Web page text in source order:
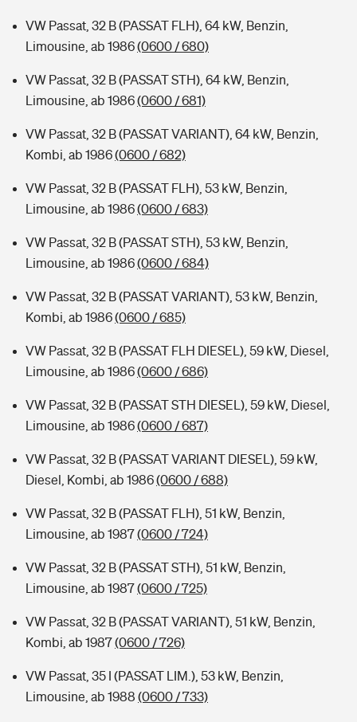
VW Passat, 32 B (PASSAT FLH), 64 kW, Benzin,
Limousine, ab 1986(0600 / 680)
VW Passat, 32 B (PASSAT STH), 64 kW, Benzin,
Limousine, ab 1986(0600 / 681)
VW Passat, 32 B (PASSAT VARIANT), 64 kW, Benzin,
Kombi, ab 1986(0600 / 682)
VW Passat, 32 B (PASSAT FLH), 53 kW, Benzin,
Limousine, ab 1986(0600 / 683)
VW Passat, 32 B (PASSAT STH), 53 kW, Benzin,
Limousine, ab 1986(0600 / 684)
VW Passat, 32 B (PASSAT VARIANT), 53 kW, Benzin,
Kombi, ab 1986(0600 / 685)
VW Passat, 32 B (PASSAT FLH DIESEL), 59 kW, Diesel,
Limousine, ab 1986(0600 / 686)
VW Passat, 32 B (PASSAT STH DIESEL), 59 kW, Diesel,
Limousine, ab 1986(0600 / 687)
VW Passat, 32 B (PASSAT VARIANT DIESEL), 59 kW,
Diesel, Kombi, ab 1986(0600 / 688)
VW Passat, 32 B (PASSAT FLH), 51 kW, Benzin,
Limousine, ab 1987(0600 / 724)
VW Passat, 32 B (PASSAT STH), 51 kW, Benzin,
Limousine, ab 1987(0600 / 725)
VW Passat, 32 B (PASSAT VARIANT), 51 kW, Benzin,
Kombi, ab 1987(0600 / 726)
VW Passat, 35 I (PASSAT LIM.), 53 kW, Benzin,
Limousine, ab 1988 (0600 / 733)